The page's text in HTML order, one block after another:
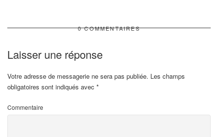
0 COMMENTAIRES
Laisser une réponse
Votre adresse de messagerie ne sera pas publiée. Les champs
obligatoires sont indiqués avec *
Commentaire